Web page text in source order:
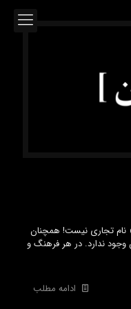
نام تجاری نیست! همچنان
ندارد. در هر فرهنگ و
ادامه مطلب